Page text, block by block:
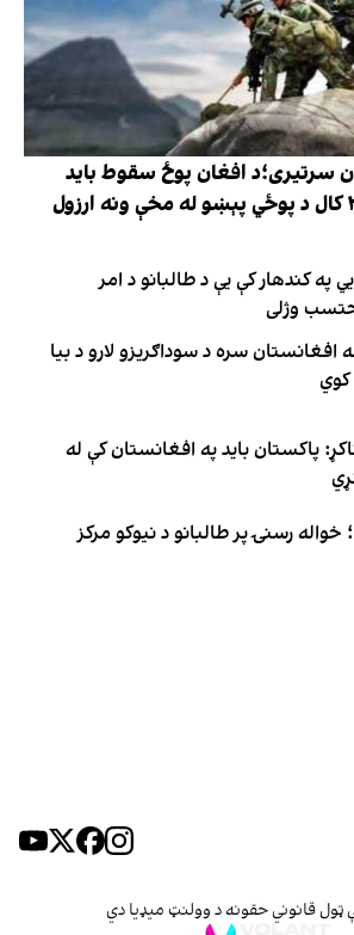
سرتیری؛د افغان پوځ سقوط باید
یوازې د ۲۰۲۱ کال د پوځي پېښو له مخې ونه ارزول
په کندهار کې یې د طالبانو د امر
وژلی
افغانستان سره د سوداګریزو لارو د بیا
کوي
پاکستان بايد په افغانستان کې له
خواله رسنۍ پر طالبانو د نیوکو مرکز
ټول قانوني حقونه د وولنټ میډیا دي